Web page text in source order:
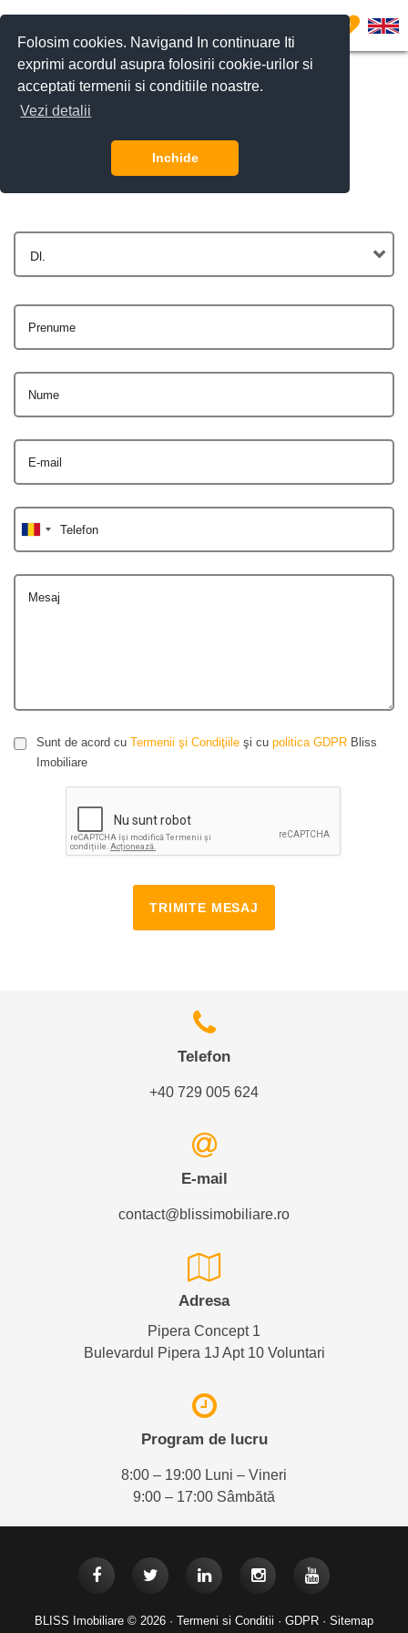
Folosim cookies. Navigand In continuare Iti
exprimi acordul asupra folosirii cookie-urilor si
acceptati termenii si conditiile noastre.
Vezi detalii
Inchide
0
Contactează-ne
Dl.
Prenume
Nume
E-mail
Telefon
Mesaj
Sunt de acord cu Termenii şi Condiţiile şi cu politica GDPR Bliss
Imobiliare
TRIMITE MESAJ
Telefon
+40 729 005 624
E-mail
contact@blissimobiliare.ro
Adresa
Pipera Concept 1
Bulevardul Pipera 1J Apt 10 Voluntari
Program de lucru
8:00 – 19:00 Luni – Vineri
9:00 – 17:00 Sâmbătă
BLISS Imobiliare © 2026 · Termeni si Conditii · GDPR · Sitemap